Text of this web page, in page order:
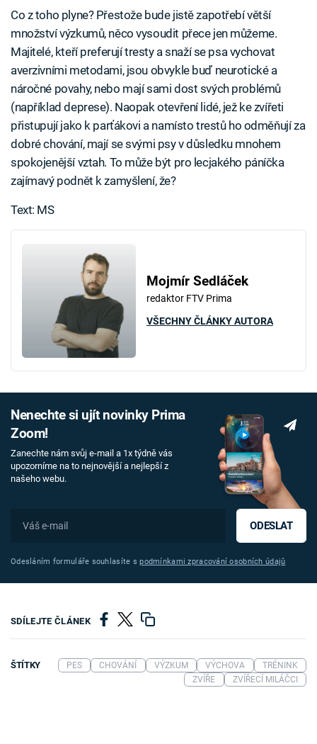
Co z toho plyne? Přestože bude jistě zapotřebí větší
množství výzkumů, něco vysoudit přece jen můžeme.
Majitelé, kteří preferují tresty a snaží se psa vychovat
averzivními metodami, jsou obvykle buď neurotické a
náročné povahy, nebo mají sami dost svých problémů
(například deprese). Naopak otevření lidé, jež ke zvířeti
přistupují jako k parťákovi a namísto trestů ho odměňují za
dobré chování, mají se svými psy v důsledku mnohem
spokojenější vztah. To může být pro lecjakého páníčka
zajímavý podnět k zamyšlení, že?
Text: MS
Mojmír Sedláček
redaktor FTV Prima
VŠECHNY ČLÁNKY AUTORA
Nenechte si ujít novinky Prima
Zoom!
Zanechte nám svůj e-mail a 1x týdně vás
upozorníme na to nejnovější a nejlepší z
našeho webu.
ODESLAT
Odesláním formuláře souhlasíte spodmínkami zpracování osobních údajů
SDÍLEJTE ČLÁNEK
ŠTÍTKY PES CHOVÁNÍ VÝZKUM VÝCHOVA
TRÉNINK
ZVÍŘE
ZVÍŘECÍ MILÁČCI